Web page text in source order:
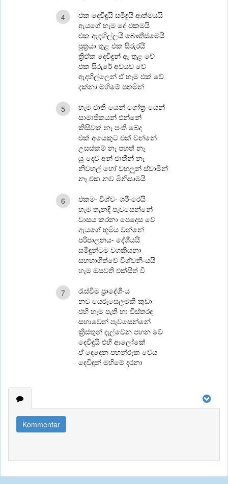
4
එක දෙවිඳුයි සමිඳුයි ආත්මයයි
ඇයගේ හැම දේ එකමයි
එක ඇදහිල්ලයි බෞතීස්මෙයි
පුත්‍රයා තුළ එක සිරුරයි
ත්‍රිඒක දෙවිඳුන් ඈ තුළ වේ
එක සිරුරේ අවයව වේ
ඇදහිල්ලෙන් ඒ හැම එක් වේ
දක්නා මහිමේ පතමින්
5
හැම ජාති-යෙන් ගෝත්‍ර-යෙන්
සාමාජිකයන් එන්නේ
කිසිවක් නෑ පංතී බේද
එක් අයෙකුට එක් වන්නේ
උසස්කම් නෑ පහත් නෑ
යු-දෙව් අන් ජාතීන් නෑ
නිවහල් හෝ වහලුන් ස්වාමීන්
නෑ එක නව මිනිසාමයි
6
එකම- විශ්ව- ශරී-රෙයි
හැම තැනදී පැවසෙන්නේ
වාසය කරනා පෙදෙස වේ
ඇයගේ භූමිය වන්නේ
පරිපාලනය- දේශීයයි
සමිඳුන්ටම වගකියනා
සහභාගිත්වේ විශ්වනී-යයි
හැම ඔසවති එක්සිත් වී
7
රැස්වීම ප්‍රාදේශී-ය
නව යෙරුසෙලමකි කුඩා
එහි හැම පැති හා විස්තරද
සභාවෙන් පැවසෙන්නේ
ක්‍රිස්තුන් දැල්වෙන පහන වේ
දෙවිඳුයි එහි ආලෝකේ
ඒ දෙදෙන පහන්රුක වේය
දෙවිඳුන් මහිමේ දරනා
Kommentar